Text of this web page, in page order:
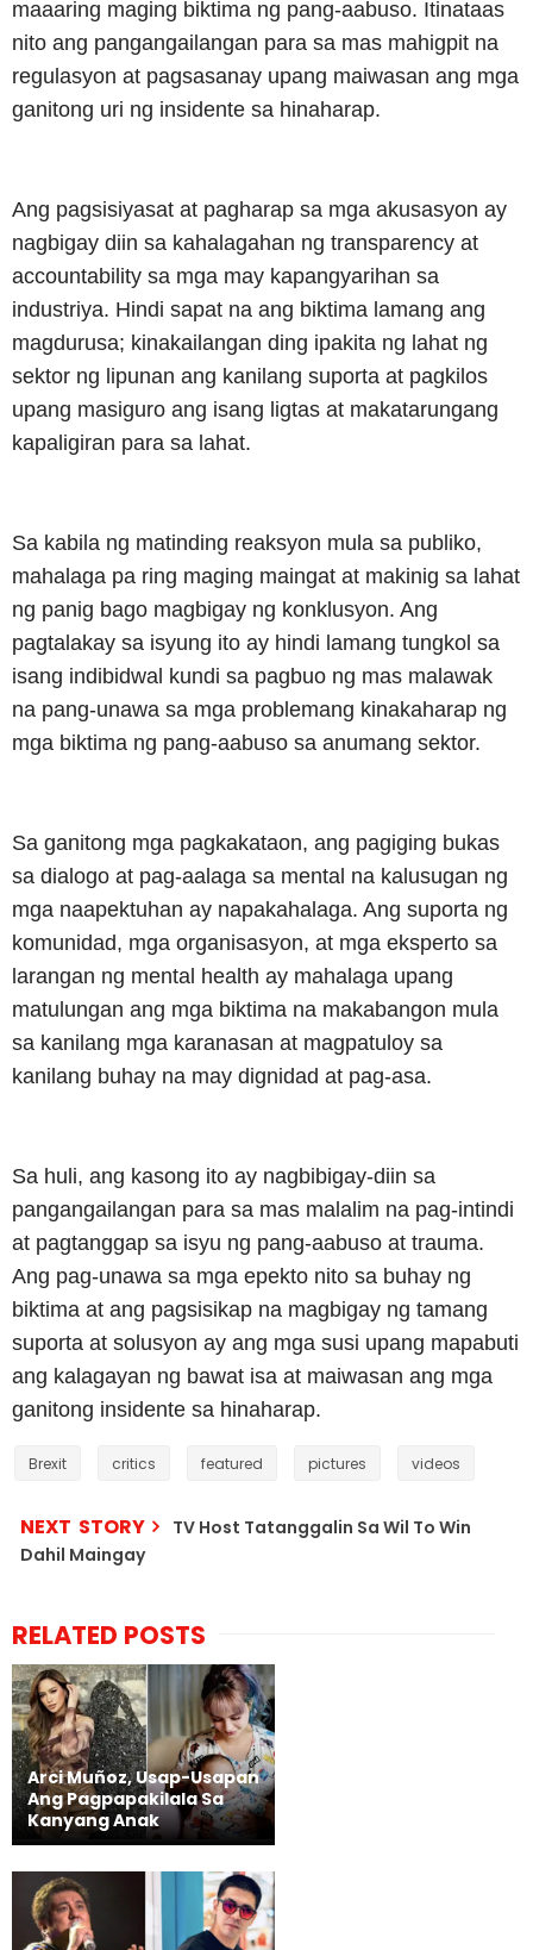
maaaring maging biktima ng pang-aabuso. Itinataas
nito ang pangangailangan para sa mas mahigpit na
regulasyon at pagsasanay upang maiwasan ang mga
ganitong uri ng insidente sa hinaharap.
Ang pagsisiyasat at pagharap sa mga akusasyon ay
nagbigay diin sa kahalagahan ng transparency at
accountability sa mga may kapangyarihan sa
industriya. Hindi sapat na ang biktima lamang ang
magdurusa; kinakailangan ding ipakita ng lahat ng
sektor ng lipunan ang kanilang suporta at pagkilos
upang masiguro ang isang ligtas at makatarungang
kapaligiran para sa lahat.
Sa kabila ng matinding reaksyon mula sa publiko,
mahalaga pa ring maging maingat at makinig sa lahat
ng panig bago magbigay ng konklusyon. Ang
pagtalakay sa isyung ito ay hindi lamang tungkol sa
isang indibidwal kundi sa pagbuo ng mas malawak
na pang-unawa sa mga problemang kinakaharap ng
mga biktima ng pang-aabuso sa anumang sektor.
Sa ganitong mga pagkakataon, ang pagiging bukas
sa dialogo at pag-aalaga sa mental na kalusugan ng
mga naapektuhan ay napakahalaga. Ang suporta ng
komunidad, mga organisasyon, at mga eksperto sa
larangan ng mental health ay mahalaga upang
matulungan ang mga biktima na makabangon mula
sa kanilang mga karanasan at magpatuloy sa
kanilang buhay na may dignidad at pag-asa.
Sa huli, ang kasong ito ay nagbibigay-diin sa
pangangailangan para sa mas malalim na pag-intindi
at pagtanggap sa isyu ng pang-aabuso at trauma.
Ang pag-unawa sa mga epekto nito sa buhay ng
biktima at ang pagsisikap na magbigay ng tamang
suporta at solusyon ay ang mga susi upang mapabuti
ang kalagayan ng bawat isa at maiwasan ang mga
ganitong insidente sa hinaharap.
Brexit critics featured pictures videos
NEXT STORY
TV Host Tatanggalin Sa Wil To Win
Dahil Maingay
RELATED POSTS
Arci Muñoz, Usap-Usapan
Ang Pagpapakilala Sa
Kanyang Anak